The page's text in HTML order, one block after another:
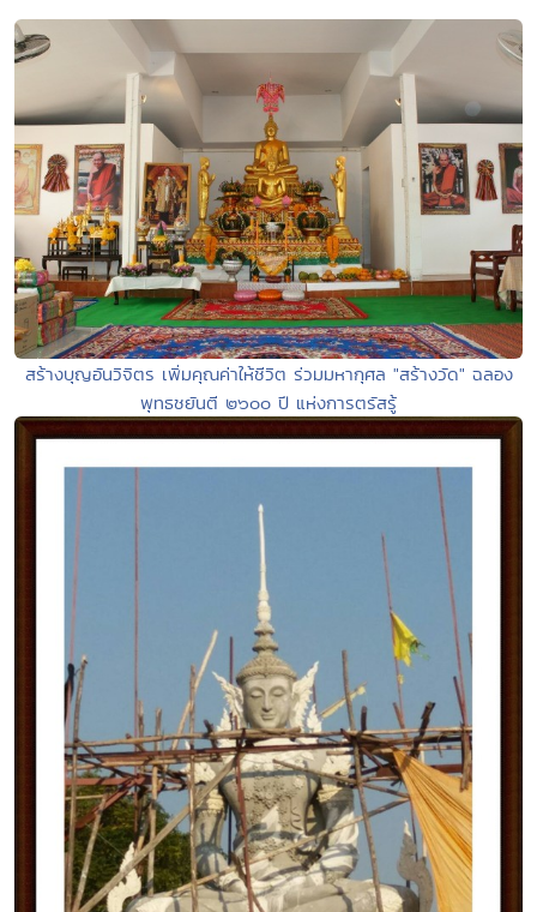
สร้างบุญอันวิจิตร เพิ่มคุณค่าให้ชีวิต ร่วมมหากุศล "สร้างวัด" ฉลอง
พุทธชยันตี ๒๖๐๐ ปี แห่งการตรัสรู้